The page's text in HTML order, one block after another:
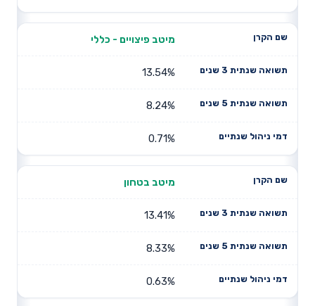
מיטב פיצויים - כללי
13.54%
8.24%
0.71%
מיטב בטחון
13.41%
8.33%
0.63%